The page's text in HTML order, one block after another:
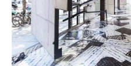
Йорк